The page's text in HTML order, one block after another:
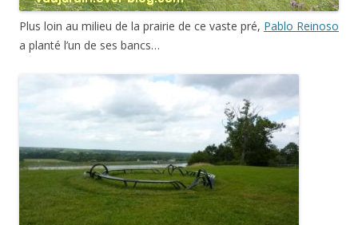
Plus loin au milieu de la prairie de ce vaste pré, Pablo Reinoso
a planté l’un de ses bancs…